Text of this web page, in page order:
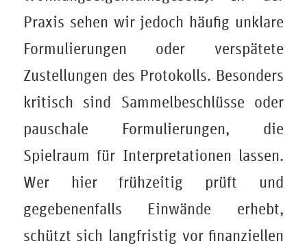
Praxis sehen wir jedoch häufig unklare
Formulierungen oder verspätete
Zustellungen des Protokolls. Besonders
kritisch sind Sammelbeschlüsse oder
pauschale Formulierungen, die
Spielraum für Interpretationen lassen.
Wer hier frühzeitig prüft und
gegebenenfalls Einwände erhebt,
schützt sich langfristig vor finanziellen